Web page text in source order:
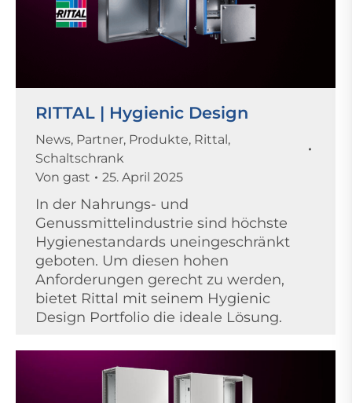
RITTAL | Hygienic Design
News, Partner, Produkte, Rittal,
Schaltschrank
Von gast 25. April 2025
In der Nahrungs- und
Genussmittelindustrie sind höchste
Hygienestandards uneingeschränkt
geboten. Um diesen hohen
Anforderungen gerecht zu werden,
bietet Rittal mit seinem Hygienic
Design Portfolio die ideale Lösung.